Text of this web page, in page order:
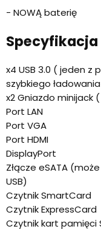
- NOWĄ baterię
x4 USB 3.0 ( jeden z
szybkiego
x2 Gniazdo minijack (
Port LAN
Port VGA
Port HDMI
DisplayPort
Złącze eSATA
USB)
Czytnik SmartCard
Czytnik ExpressCard
Czytnik kart pamięci